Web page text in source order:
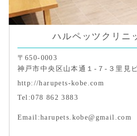
ハルペッツクリニ
〒650-0003
神戸市中央区山本通１-７-３里見
http://harupets-kobe.com
Tel:078 862 3883
Email:harupets.kobe@gmail.com